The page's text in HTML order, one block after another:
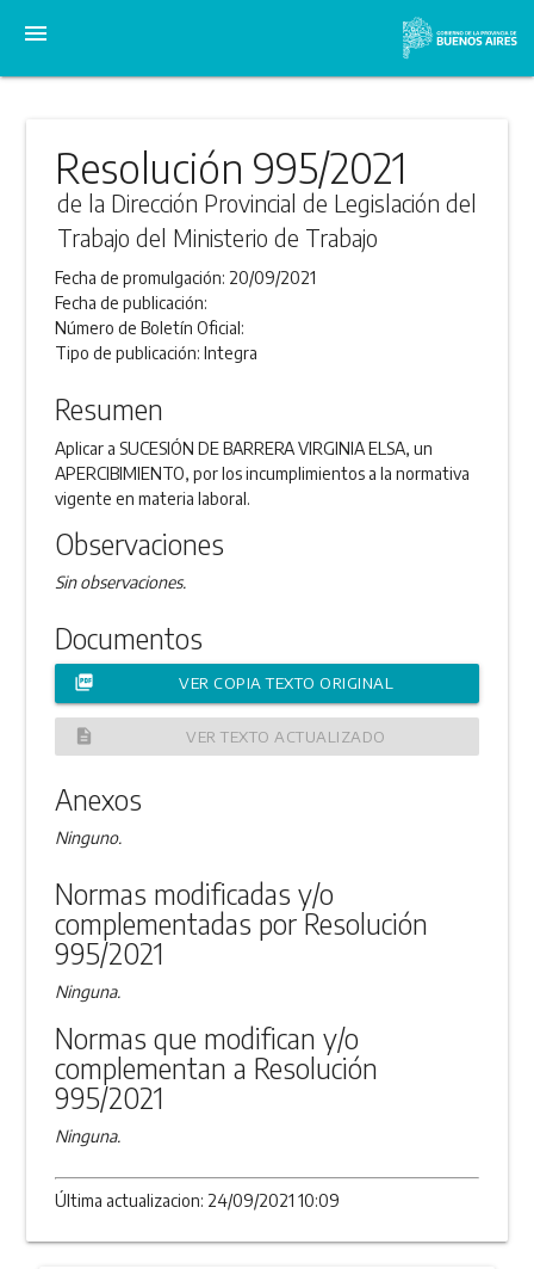
menu
Resolución 995/2021
de la Dirección Provincial de Legislación del
Trabajo del Ministerio de Trabajo
Fecha de promulgación: 20/09/2021
Fecha de publicación:
Número de Boletín Oficial:
Tipo de publicación:Integra
Resumen
Aplicar a SUCESIÓN DE BARRERA VIRGINIA ELSA, un
APERCIBIMIENTO, por los incumplimientos a la normativa
vigente en materia laboral.
Observaciones
Sin observaciones.
Documentos
picture_as_pdf VER COPIA TEXTO ORIGINAL
description VER TEXTO ACTUALIZADO
Anexos
Ninguno.
Normas modificadas y/o
complementadas por Resolución
995/2021
Ninguna.
Normas que modifican y/o
complementan a Resolución
995/2021
Ninguna.
Última actualizacion: 24/09/2021 10:09